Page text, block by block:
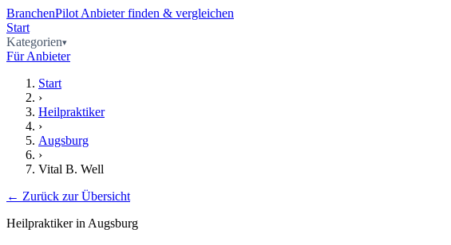
BranchenPilot Anbieter finden & vergleichen
Start
Kategorien
Für Anbieter
Start
›
Heilpraktiker
›
Augsburg
›
Vital B. Well
← Zurück zur Übersicht
Heilpraktiker in Augsburg